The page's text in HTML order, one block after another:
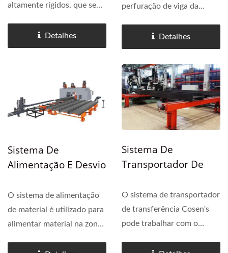
altamente rígidos, que se
simultaneamente para
proporcionar perfuração,
Detalhes
perfuração de viga da
hidraulicamente e pode ser
configurado via tela
sensível ao toque HMI. A
troca de ferramentas é
rápida...
Detalhes
Sistema De
Alimentação E Desvio
Perfuração De Vigas
O sistema de alimentação
de material é utilizado para
alimentar material na zona
Sistema De
Transportador De
Cruzada De Aço
Estrutural
O sistema de transportador
de transferência Cosen's
pode trabalhar com o